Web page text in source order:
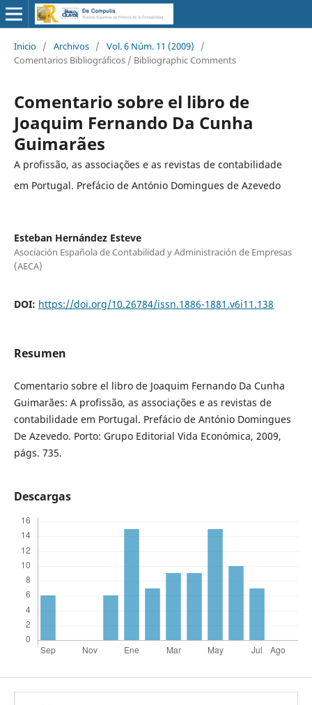
Inicio / Archivos / Vol. 6 Núm. 11 (2009)
/
Comentarios Bibliográficos / Bibliographic Comments
Comentario sobre el libro de
Joaquim Fernando Da Cunha
Guimarães
A profissão, as associações e as revistas de contabilidade
em Portugal. Prefácio de António Domingues de Azevedo
Esteban Hernández Esteve
Asociación Española de Contabilidad y Administración de Empresas
(AECA)
DOI: https://doi.org/10.26784/issn.1886-1881.v6i11.138
Resumen
Comentario sobre el libro de Joaquim Fernando Da Cunha
Guimarães: A profissão, as associações e as revistas de
contabilidade em Portugal. Prefácio de António Domingues
De Azevedo. Porto: Grupo Editorial Vida Económica, 2009,
págs. 735.
Descargas